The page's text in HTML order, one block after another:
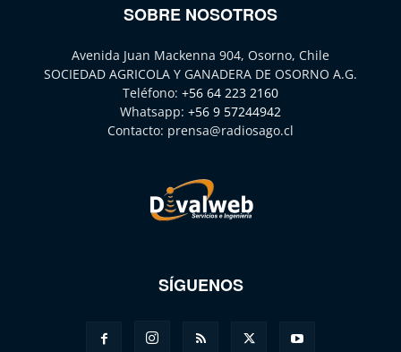
SOBRE NOSOTROS
Avenida Juan Mackenna 904, Osorno, Chile
SOCIEDAD AGRICOLA Y GANADERA DE OSORNO A.G.
Teléfono: +56 64 223 2160
Whatsapp: +56 9 57244942
Contacto: prensa@radiosago.cl
SÍGUENOS